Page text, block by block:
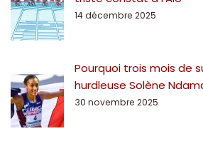
14 décembre 2025
Pourquoi trois mois de
hurdleuse Solène
30 novembre 2025